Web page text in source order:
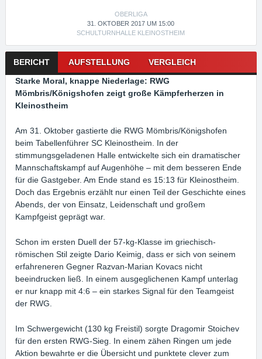
OBERLIGA
31. OKTOBER 2017 UM 15:00
SCHULTURNHALLE KLEINOSTHEIM
BERICHT AUFSTELLUNG
VERGLEICH
Starke Moral, knappe Niederlage: RWG
Mömbris/Königshofen zeigt große Kämpferherzen in
Kleinostheim
Am 31. Oktober gastierte die RWG Mömbris/Königshofen
beim Tabellenführer SC Kleinostheim. In der
stimmungsgeladenen Halle entwickelte sich ein dramatischer
Mannschaftskampf auf Augenhöhe – mit dem besseren Ende
für die Gastgeber. Am Ende stand es 15:13 für Kleinostheim.
Doch das Ergebnis erzählt nur einen Teil der Geschichte eines
Abends, der von Einsatz, Leidenschaft und großem
Kampfgeist geprägt war.
Schon im ersten Duell der 57-kg-Klasse im griechisch-
römischen Stil zeigte Dario Keimig, dass er sich von seinem
erfahreneren Gegner Razvan-Marian Kovacs nicht
beeindrucken ließ. In einem ausgeglichenen Kampf unterlag
er nur knapp mit 4:6 – ein starkes Signal für den Teamgeist
der RWG.
Im Schwergewicht (130 kg Freistil) sorgte Dragomir Stoichev
für den ersten RWG-Sieg. In einem zähen Ringen um jede
Aktion bewahrte er die Übersicht und punktete clever zum
Kampfnavigation